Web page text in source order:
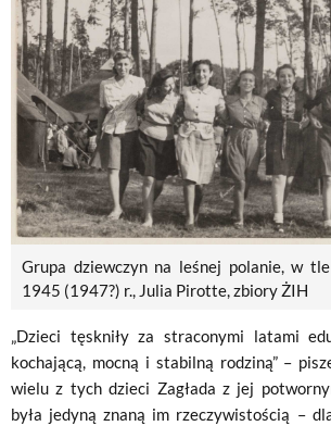
Grupa dziewczyn na leśnej polanie, w
1945 (1947?) r., Julia Pirotte, zbiory ŻIH
„Dzieci tęskniły za straconymi latami
kochającą, mocną i stabilną rodziną” –
wielu z tych dzieci Zagłada z jej
była jedyną znaną im rzeczywistością –